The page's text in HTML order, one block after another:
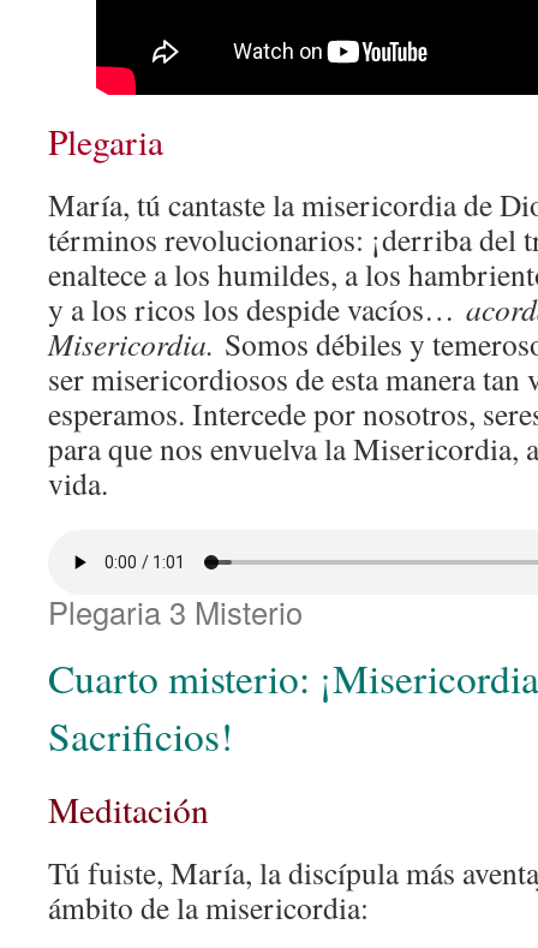
Plegaria
María, tú cantaste la misericordia de
términos revolucionarios: ¡derriba del
enaltece a los humildes, a los
y a los ricos los despide vacíos…
Misericordia. Somos débiles y
ser misericordiosos de esta manera tan
esperamos. Intercede por nosotros,
para que nos envuelva la Misericordia,
vida.
Plegaria 3 Misterio
Cuarto misterio:
Sacrificios!
Meditación
Tú fuiste, María, la discípula más
ámbito de la misericordia: